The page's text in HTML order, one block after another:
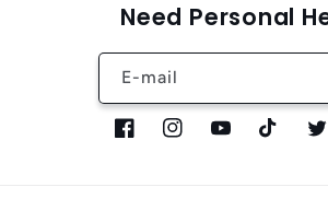
Need Personal
E-mail
FacebookInstagramYouTubeTikTok